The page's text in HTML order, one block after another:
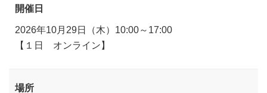
開催日
2026年10月29日（木）10:00～17:00
【１日 オンライン】
場所